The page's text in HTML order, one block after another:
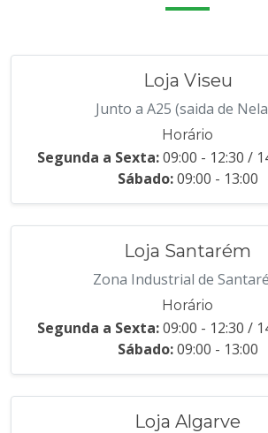
Loja Viseu
Junto a A25 (saida de
Horário
Segunda a Sexta:09:00 - 12:30 /
Sábado:09:00 - 13:00
Loja Santarém
Zona Industrial de
Horário
Segunda a Sexta:09:00 - 12:30 /
Sábado:09:00 - 13:00
Loja Algarve